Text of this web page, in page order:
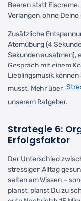
Beeren statt
Verlangen, ohne
Zusätzliche
Atemübung (4
Sekunden ausatmen),
Gespräch mit einem
Lieblingsmusik
musst. Mehr über
unserem Ratgeber.
Strategie 6:
Erfolgsfaktor
Der Unterschied
stressigen Alltag
selten am Wissen –
planst, planst Du zu